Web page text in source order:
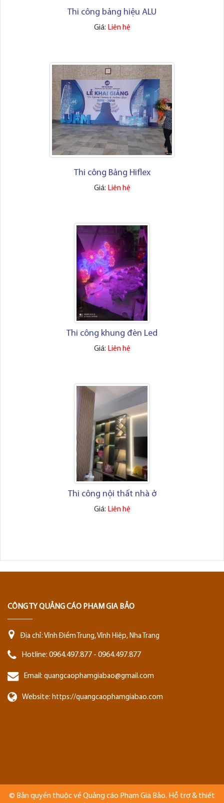
Thi công bảng hiệu ALU
Giá: Liên hệ
Thi công Bảng Hiflex
Giá: Liên hệ
Thi công khung đèn Led
Giá: Liên hệ
Thi công nội thất nhà ở
Giá: Liên hệ
CÔNG TY QUẢNG CÁO PHAM GIA BẢO
Địa chỉ: Vĩnh Điềm Trung, Vĩnh Hiệp, Nha Trang
Hotline: 0964.497.877 - 0964.497.877
Email: quangcaophamgiabao@gmail.com
Website: https://quangcaophamgiabao.com
© Bản quyền thuộc về Quảng cáo Phạm Gia Bảo. Hỗ trợ & thiết